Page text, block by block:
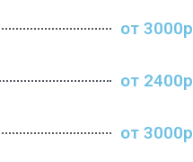
от 3000р
от 2400р
от 3000р